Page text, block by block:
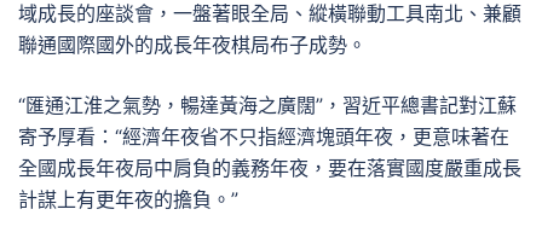
域成長的座談會，一盤著眼全局、縱橫聯動工具南北、兼顧
聯通國際國外的成長年夜棋局布子成勢。
“匯通江淮之氣勢，暢達黃海之廣闊”，習近平總書記對江蘇
寄予厚看：“經濟年夜省不只指經濟塊頭年夜，更意味著在
全國成長年夜局中肩負的義務年夜，要在落實國度嚴重成長
計謀上有更年夜的擔負。”